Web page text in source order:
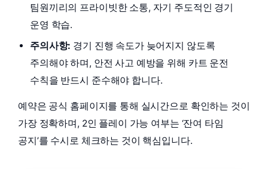
팀원끼리의 프라이빗한 소통, 자기 주도적인 경기
운영 학습.
주의사항: 경기 진행 속도가 늦어지지 않도록
주의해야 하며, 안전 사고 예방을 위해 카트 운전
수칙을 반드시 준수해야 합니다.
예약은 공식 홈페이지를 통해 실시간으로 확인하는 것이
가장 정확하며, 2인 플레이 가능 여부는 ‘잔여 타임
공지’를 수시로 체크하는 것이 핵심입니다.